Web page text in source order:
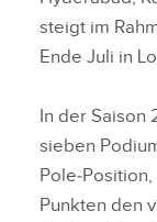
steigt im
Ende Juli in
In der Saison
sieben
Punkten den